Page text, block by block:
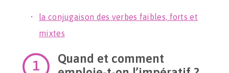
la conjugaison des verbes faibles, forts et
mixtes
Quand et comment